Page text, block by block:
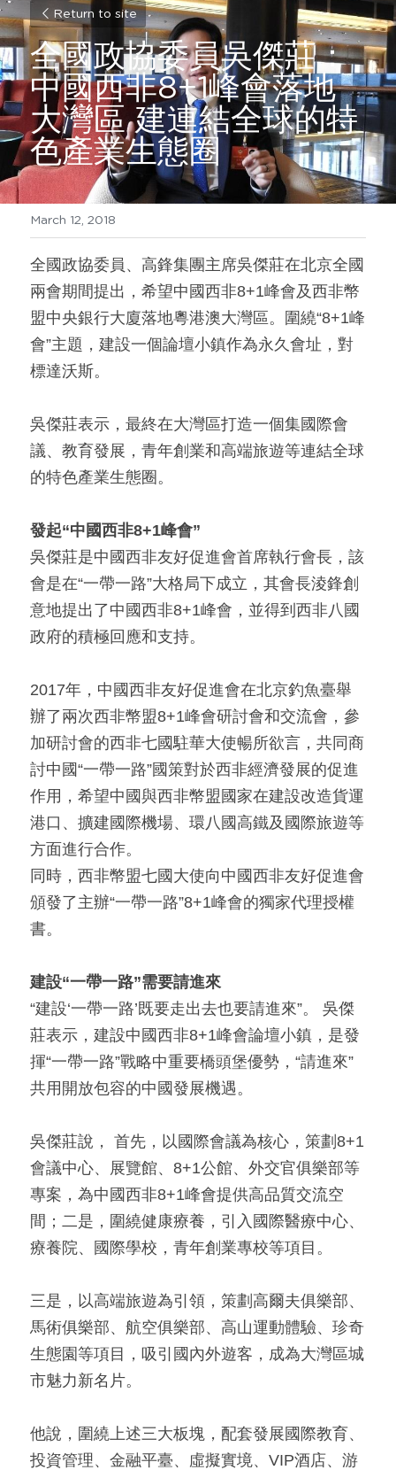
Return to site
全國政協委員吳傑莊：
中國西非8+1峰會落地
大灣區 建連結全球的特
色產業生態圈
March 12, 2018
全國政協委員、高鋒集團主席吳傑莊在北京全國
兩會期間提出，希望中國西非8+1峰會及西非幣
盟中央銀行大廈落地粵港澳大灣區。圍繞“8+1峰
會”主題，建設一個論壇小鎮作為永久會址，對
標達沃斯。
吳傑莊表示，最終在大灣區打造一個集國際會
議、教育發展，青年創業和高端旅遊等連結全球
的特色產業生態圈。
發起“中國西非8+1峰會”
吳傑莊是中國西非友好促進會首席執行會長，該
會是在“一帶一路”大格局下成立，其會長淩鋒創
意地提出了中國西非8+1峰會，並得到西非八國
政府的積極回應和支持。
2017年，中國西非友好促進會在北京釣魚臺舉
辦了兩次西非幣盟8+1峰會研討會和交流會，參
加研討會的西非七國駐華大使暢所欲言，共同商
討中國“一帶一路”國策對於西非經濟發展的促進
作用，希望中國與西非幣盟國家在建設改造貨運
港口、擴建國際機場、環八國高鐵及國際旅遊等
方面進行合作。
同時，西非幣盟七國大使向中國西非友好促進會
頒發了主辦“一帶一路”8+1峰會的獨家代理授權
書。
建設“一帶一路”需要請進來
“建設‘一帶一路’既要走出去也要請進來”。 吳傑
莊表示，建設中國西非8+1峰會論壇小鎮，是發
揮“一帶一路”戰略中重要橋頭堡優勢，“請進來”
共用開放包容的中國發展機遇。
吳傑莊說， 首先，以國際會議為核心，策劃8+1
會議中心、展覽館、8+1公館、外交官俱樂部等
專案，為中國西非8+1峰會提供高品質交流空
間；二是，圍繞健康療養，引入國際醫療中心、
療養院、國際學校，青年創業專校等項目。
三是，以高端旅遊為引領，策劃高爾夫俱樂部、
馬術俱樂部、航空俱樂部、高山運動體驗、珍奇
生態園等項目，吸引國內外遊客，成為大灣區城
市魅力新名片。
他說，圍繞上述三大板塊，配套發展國際教育、
投資管理、金融平臺、虛擬實境、VIP酒店、游